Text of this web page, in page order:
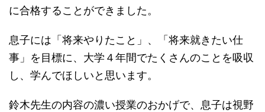
に合格することができました。
息子には「将来やりたこと」、「将来就きたい仕
事」を目標に、大学４年間でたくさんのことを吸収
し、学んでほしいと思います。
鈴木先生の内容の濃い授業のおかげで、息子は視野